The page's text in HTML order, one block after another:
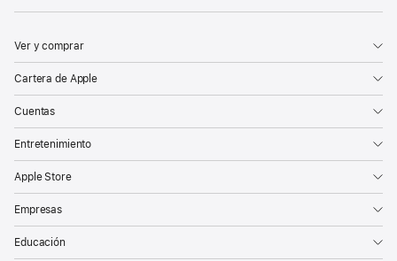
Ver y comprar
Cartera de Apple
Cuentas
Entretenimiento
Apple Store
Empresas
Educación